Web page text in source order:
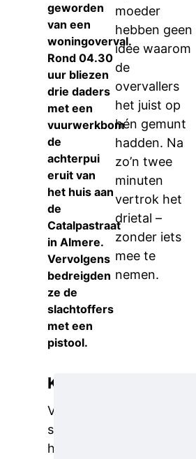
geworden
van een
woningoverval.
Rond 04.30
uur bliezen
drie daders
met een
vuurwerkbom
de
achterpui
eruit van
het huis aan
de
Catalpastraat
in Almere.
Vervolgens
bedreigden
ze de
slachtoffers
met een
pistool.
moeder
hebben geen
idee waarom
de
overvallers
het juist op
hén gemunt
hadden. Na
zo’n twee
minuten
vertrok het
drietal –
zonder iets
mee te
nemen.
Kenmerken
Volgens de
slachtoffers
hebben